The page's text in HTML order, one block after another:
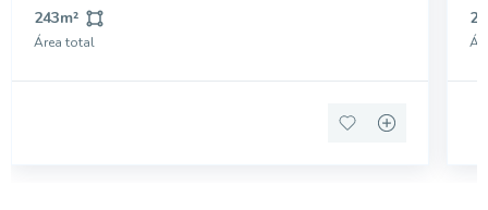
243m²
Área total